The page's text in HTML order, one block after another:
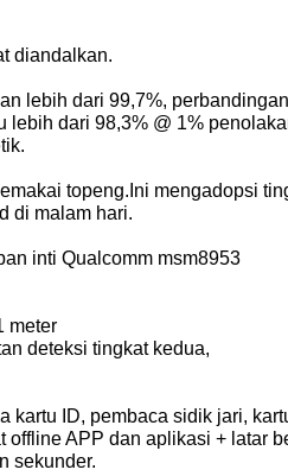
diandalkan.
lebih dari 99,7%,
lebih dari 98,3% @ 1%
topeng.Ini mengadopsi
di malam hari.
inti Qualcomm msm8953
meter
deteksi tingkat kedua,
kartu ID, pembaca sidik jari,
offline APP dan aplikasi + latar
sekunder.